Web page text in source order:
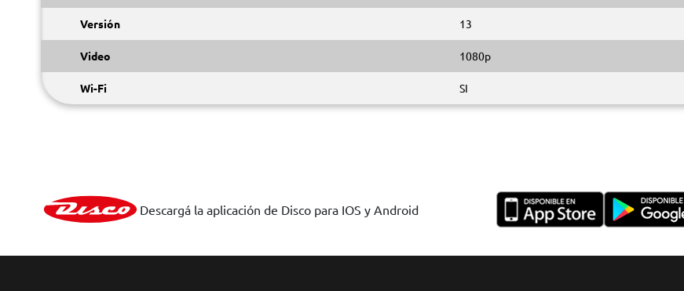
Versión 13
Video 1080p
Wi-Fi SI
Descargá la aplicación de Disco para IOS y Android